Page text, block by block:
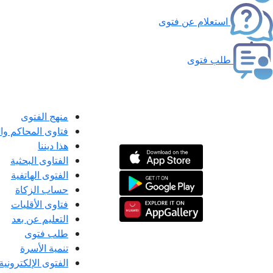
استعلام عن فتوى
طلب فتوى
منهج الفتوى
فتاوى المحاكم
هذا ديننا
الفتاوى البحثية
الفتوى الهاتفية
حساب الزكاة
فتاوى الأقليات
التعليم عن بعد
طلب فتوى
تنمية الأسرة
الفتوى الإلكترونية